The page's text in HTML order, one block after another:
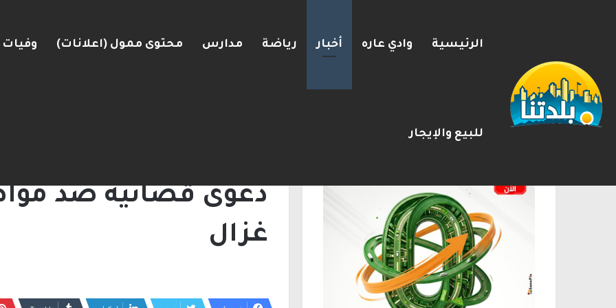
الرئيسية وادي عاره أخبار رياضة مدارس محتوى ممول (اعلانات) وفيات
للبيع والإيجار
“غسلوا مسرح الجريمة وأخفوا الأدلة”: تطور في قضية مقتل محمد كساب بأم الفحم
دعوى قضائية ضد
غزال
الإعلانات